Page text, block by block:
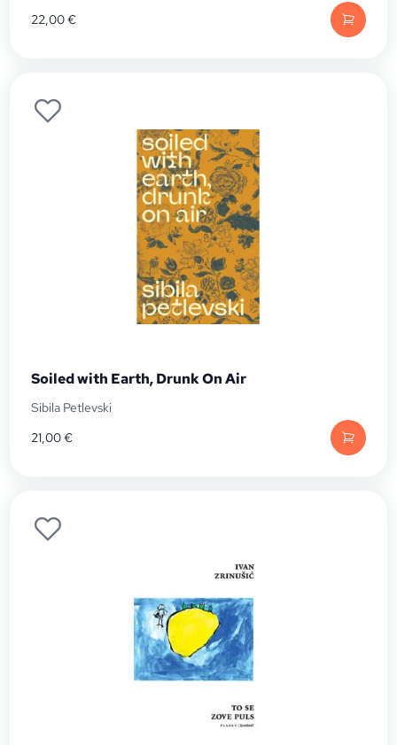
22,00€
Soiled with Earth, Drunk On Air
Sibila Petlevski
21,00€